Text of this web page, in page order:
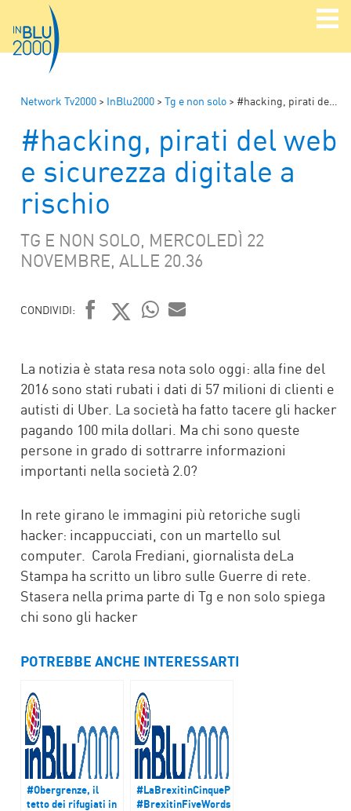
Network Tv2000 > InBlu2000 > Tg e non solo > #hacking, pirati del web e sicurezza digitale a rischio
#hacking, pirati del web
e sicurezza digitale a
rischio
TG E NON SOLO, MERCOLEDÌ 22
NOVEMBRE, ALLE 20.36
CONDIVIDI:
La notizia è stata resa nota solo oggi: alla fine del
2016 sono stati rubati i dati di 57 milioni di clienti e
autisti di Uber. La società ha fatto tacere gli hacker
pagando 100 mila dollari. Ma chi sono queste
persone in grado di sottrarre informazioni
importanti nella società 2.0?
In rete girano le immagini più retoriche sugli
hacker: incappucciati, con un martello sul
computer. Carola Frediani, giornalista deLa
Stampa ha scritto un libro sulle Guerre di rete.
Stasera nella prima parte di Tg e non solo spiega
chi sono gli hacker
POTREBBE ANCHE INTERESSARTI
#Obergrenze, il
tetto dei rifugiati in
#LaBrexitinCinqueParole
#BrexitinFiveWords